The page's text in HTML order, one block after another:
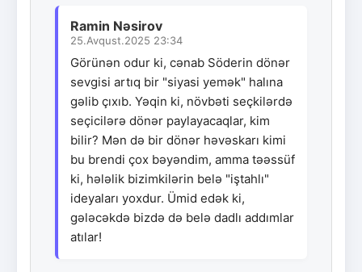
Ramin Nəsirov
25.Avqust.2025 23:34
Görünən odur ki, cənab Söderin dönər
sevgisi artıq bir "siyasi yemək" halına
gəlib çıxıb. Yəqin ki, növbəti seçkilərdə
seçicilərə dönər paylayacaqlar, kim
bilir? Mən də bir dönər həvəskarı kimi
bu brendi çox bəyəndim, amma təəssüf
ki, hələlik bizimkilərin belə "iştahlı"
ideyaları yoxdur. Ümid edək ki,
gələcəkdə bizdə də belə dadlı addımlar
atılar!